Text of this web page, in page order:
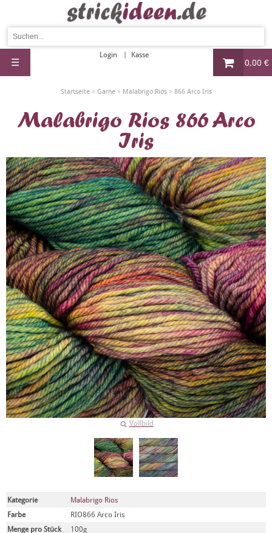
0,00 €
Login Kasse
☰
Startseite» Garne» Malabrigo Rios» 866 Arco Iris
Malabrigo Rios 866 Arco
Iris
Vollbild
Kategorie
Malabrigo Rios
Farbe
RIO866 Arco Iris
Menge pro Stück
100g